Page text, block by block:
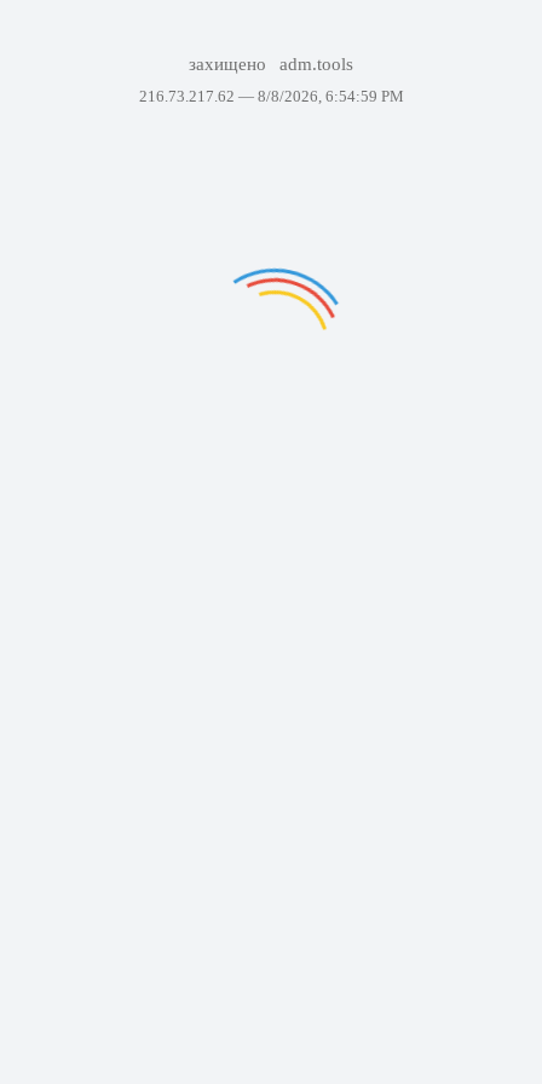
захищено adm.tools
216.73.217.62 — 8/8/2026, 6:54:59 PM